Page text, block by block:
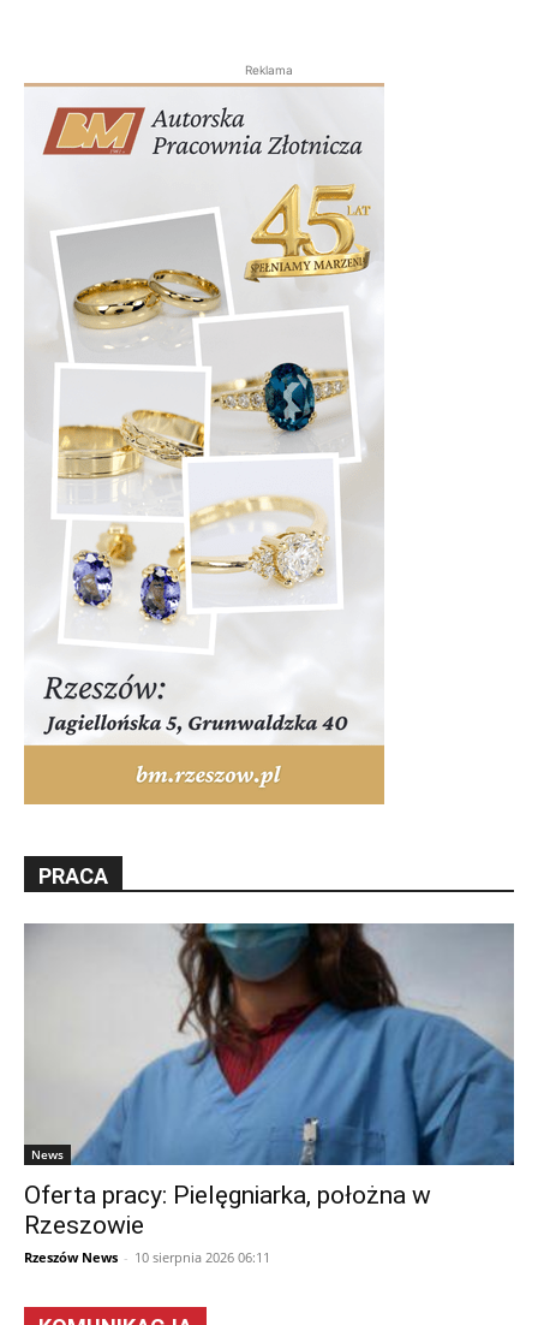
Reklama
PRACA
News
Oferta pracy: Pielęgniarka, położna w
Rzeszowie
Rzeszów News - 10 sierpnia 2026 06:11